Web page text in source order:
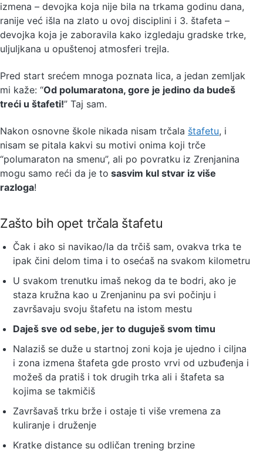
izmena – devojka koja nije bila na trkama godinu dana,
ranije već išla na zlato u ovoj disciplini i 3. štafeta –
devojka koja je zaboravila kako izgledaju gradske trke,
uljuljkana u opuštenoj atmosferi trejla.
Pred start srećem mnoga poznata lica, a jedan zemljak
mi kaže: “Od polumaratona, gore je jedino da budeš
treći u štafeti!” Taj sam.
Nakon osnovne škole nikada nisam trčala štafetu, i
nisam se pitala kakvi su motivi onima koji trče
“polumaraton na smenu”, ali po povratku iz Zrenjanina
mogu samo reći da je to sasvim kul stvar iz više
razloga!
Zašto bih opet trčala štafetu
Čak i ako si navikao/la da trčiš sam, ovakva trka te
ipak čini delom tima i to osećaš na svakom kilometru
U svakom trenutku imaš nekog da te bodri, ako je
staza kružna kao u Zrenjaninu pa svi počinju i
završavaju svoju štafetu na istom mestu
Daješ sve od sebe, jer to duguješ svom timu
Nalaziš se duže u startnoj zoni koja je ujedno i ciljna
i zona izmena štafeta gde prosto vrvi od uzbuđenja i
možeš da pratiš i tok drugih trka ali i štafeta sa
kojima se takmičiš
Završavaš trku brže i ostaje ti više vremena za
kuliranje i druženje
Kratke distance su odličan trening brzine